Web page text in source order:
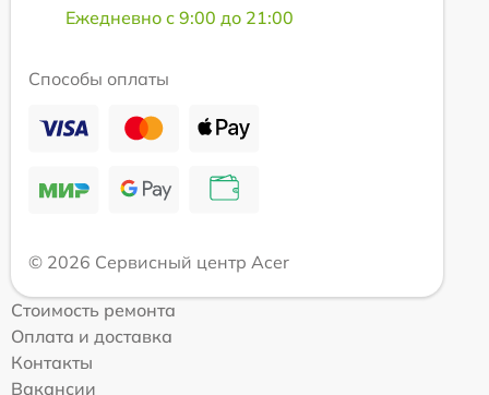
Ежедневно с 9:00 до 21:00
Способы оплаты
© 2026 Сервисный центр Acer
Стоимость ремонта
Оплата и доставка
Контакты
Вакансии